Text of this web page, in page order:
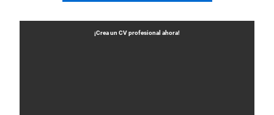
¡Crea un CVprofesional ahora!